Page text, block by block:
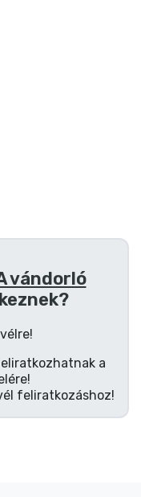
vándorló
a
feliratkozáshoz!